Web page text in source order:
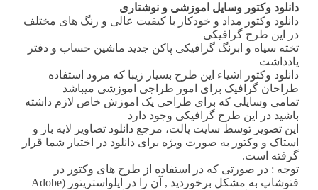
دانلود وکتور وسایل اموزشی و نوشتاری
دانلود وکتور مداد و خودکار با کیفیت عالی و رنگ های مختلف
در این طرح گرافیکی
تخته سیاه و ابرنگ گرافیکی پاکن جدید ماشین حساب و دفتر
یادداشت
دانلود وکتور اشیاء این طرح بسیار زیبا که مرود استفاده
طراحان گرافیک برای امور طراجی اموزشی میباشد
تمامی وسایلی که برای طراحی یک اموزش خاص لازم داشته
باشید در این طرح گرافیکی وجود دارد
این تصویر توسط سایت پالت، مرجع دانلود تصاویر لایه باز و
استاک و وکتور به صورت ویژه برای دانلود در اختیار شما قرار
گرفته است.
توجه : در صورتی که در استفاده از طرح های وکتور در
فتوشاپ به مشکل برخوردید , آن را در ایلواستریتور (Adobe